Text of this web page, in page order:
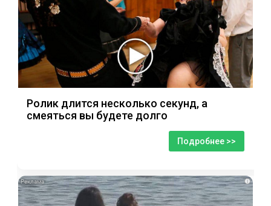
Ролик длится несколько секунд, а
смеяться вы будете долго
Подробнее >>
i